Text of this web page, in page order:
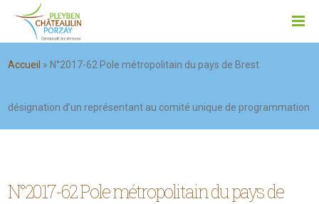
Accueil » N°2017-62 Pole métropolitain du pays de Brest
désignation d’un représentant au comité unique de programmation
N°2017-62 Pole métropolitain du pays de